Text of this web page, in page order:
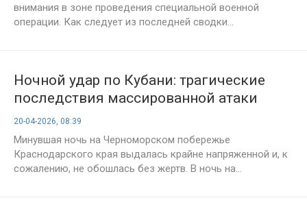
внимания в зоне проведения специальной военной
операции. Как следует из последней сводки...
Ночной удар по Кубани: трагические
последствия массированной атаки
беспилотников на Туапсе, Анапу и
Геленджик 20 апреля
20-04-2026, 08:39
Минувшая ночь на Черноморском побережье
Краснодарского края выдалась крайне напряженной и, к
сожалению, не обошлась без жертв. В ночь на...